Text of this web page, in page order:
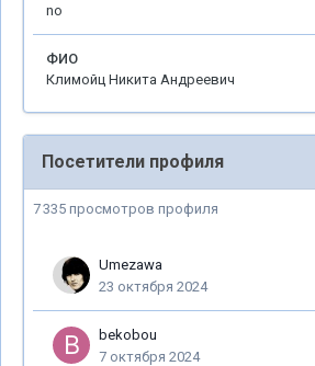
no
ФИО
Климойц Никита Андреевич
Посетители профиля
7 335 просмотров профиля
Umezawa
23 октября 2024
bekobou
7 октября 2024